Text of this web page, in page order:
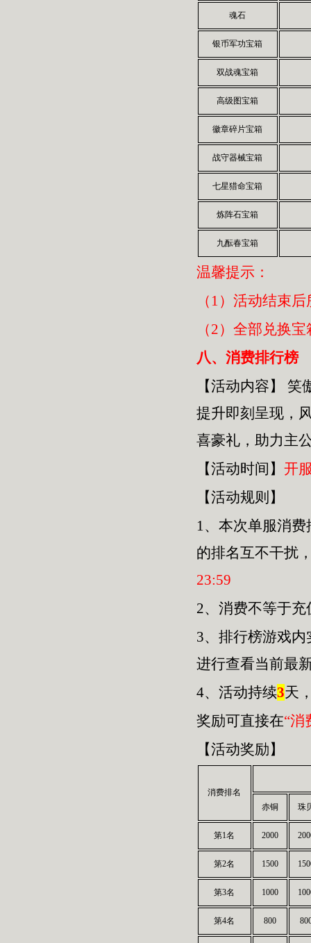
魂石
银币军功宝箱
双战魂宝箱
高级图宝箱
徽章碎片宝箱
战守器械宝箱
七星猎命宝箱
炼阵石宝箱
九酝春宝箱
温馨提示：
（1）活动结束
（2）全部兑换
八、消费排行榜
【活动内容】
笑
提升即刻呈现，
喜豪礼，助力主
【活动时间】 开
【活动规则】
1、本次单服消费
的排名互不干扰
23:59
2、消费不等于
3、排行榜游戏
进行查看当前最
4、活动持续3天
奖励可直接在“消
【活动奖励】
消费排名
赤铜
珠
第1名 2000
第2名 1500
第3名 1000
第4名 800